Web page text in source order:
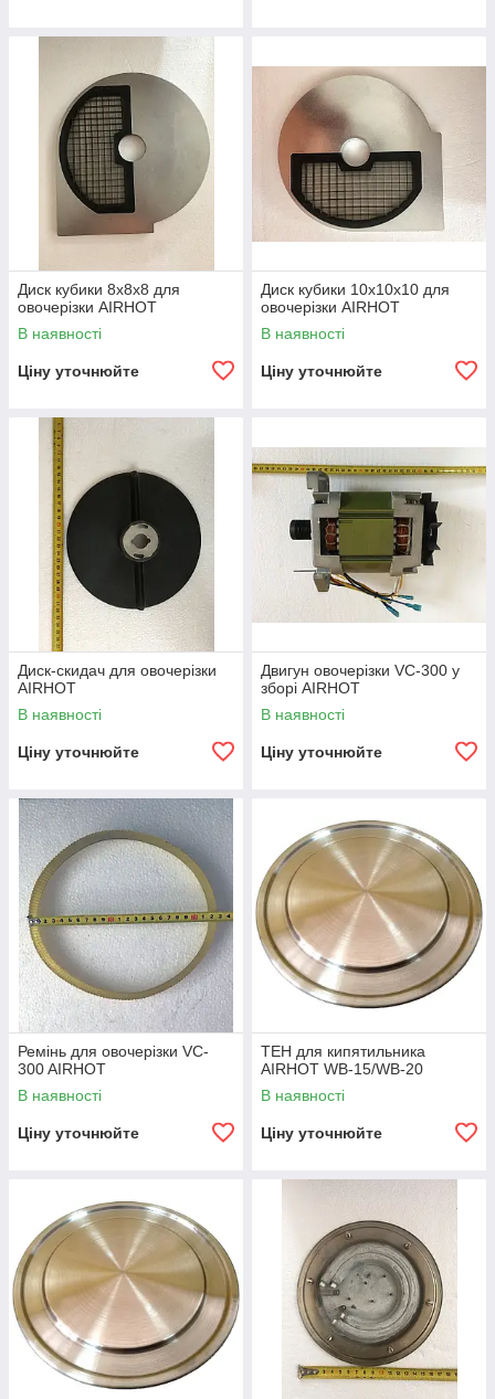
Диск кубики 8x8x8 для
овочерізки AIRHOT
В наявності
Ціну уточнюйте
Диск кубики 10x10x10 для
овочерізки AIRHOT
В наявності
Ціну уточнюйте
Диск-скидач для овочерізки
AIRHOT
В наявності
Ціну уточнюйте
Двигун овочерізки VC-300 у
зборі AIRHOT
В наявності
Ціну уточнюйте
Ремінь для овочерізки VC-
300 AIRHOT
В наявності
Ціну уточнюйте
ТЕН для кипятильника
AIRHOT WB-15/WB-20
В наявності
Ціну уточнюйте